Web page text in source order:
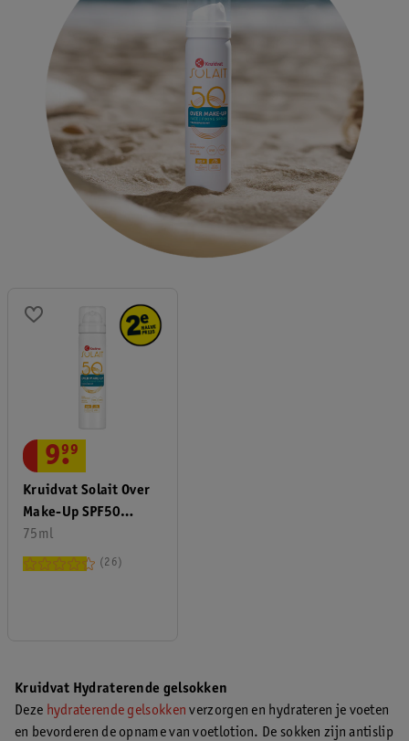
Kruidvat Solait Over
Make-Up SPF50
Fixing Spray
75ml
9.
99
26
Kruidvat Hydraterende gelsokken
Deze hydraterende gelsokken verzorgen en hydrateren je voeten
en bevorderen de opname van voetlotion. De sokken zijn antislip